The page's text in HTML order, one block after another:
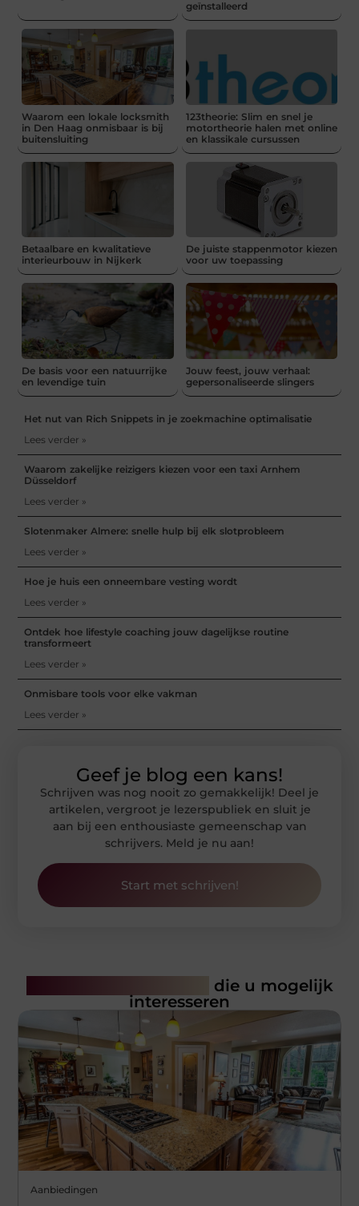
geïnstalleerd
Waarom een lokale locksmith
in Den Haag onmisbaar is bij
buitensluiting
123theorie: Slim en snel je
motortheorie halen met online
en klassikale cursussen
Betaalbare en kwalitatieve
interieurbouw in Nijkerk
De juiste stappenmotor kiezen
voor uw toepassing
De basis voor een natuurrijke
en levendige tuin
Jouw feest, jouw verhaal:
gepersonaliseerde slingers
Het nut van Rich Snippets in je zoekmachine optimalisatie
Lees verder »
Waarom zakelijke reizigers kiezen voor een taxi Arnhem
Düsseldorf
Lees verder »
Slotenmaker Almere: snelle hulp bij elk slotprobleem
Lees verder »
Hoe je huis een onneembare vesting wordt
Lees verder »
Ontdek hoe lifestyle coaching jouw dagelijkse routine
transformeert
Lees verder »
Onmisbare tools voor elke vakman
Lees verder »
Geef je blog een kans!
Schrijven was nog nooit zo gemakkelijk! Deel je
artikelen, vergroot je lezerspubliek en sluit je
aan bij een enthousiaste gemeenschap van
schrijvers. Meld je nu aan!
Start met schrijven!
die u mogelijk
interesseren
Aanbiedingen